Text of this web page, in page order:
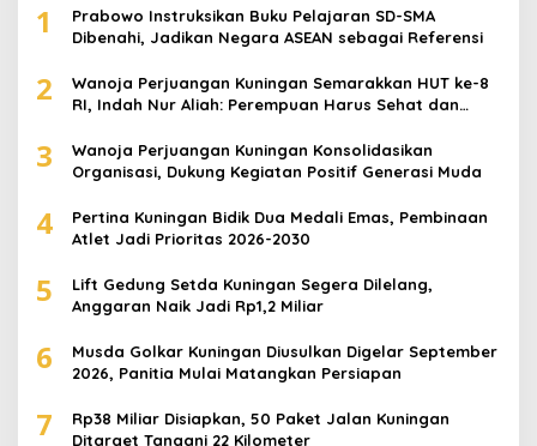
1
Prabowo Instruksikan Buku Pelajaran SD-SMA
Dibenahi, Jadikan Negara ASEAN sebagai Referensi
2
Wanoja Perjuangan Kuningan Semarakkan HUT ke-8
RI, Indah Nur Aliah: Perempuan Harus Sehat dan
3
Wanoja Perjuangan Kuningan Konsolidasikan
Organisasi, Dukung Kegiatan Positif Generasi Muda
4
Pertina Kuningan Bidik Dua Medali Emas, Pembinaan
Atlet Jadi Prioritas 2026-2030
5
Lift Gedung Setda Kuningan Segera Dilelang,
Anggaran Naik Jadi Rp1,2 Miliar
6
Musda Golkar Kuningan Diusulkan Digelar September
2026, Panitia Mulai Matangkan Persiapan
7
Rp38 Miliar Disiapkan, 50 Paket Jalan Kuningan
Ditarget Tangani 22 Kilometer